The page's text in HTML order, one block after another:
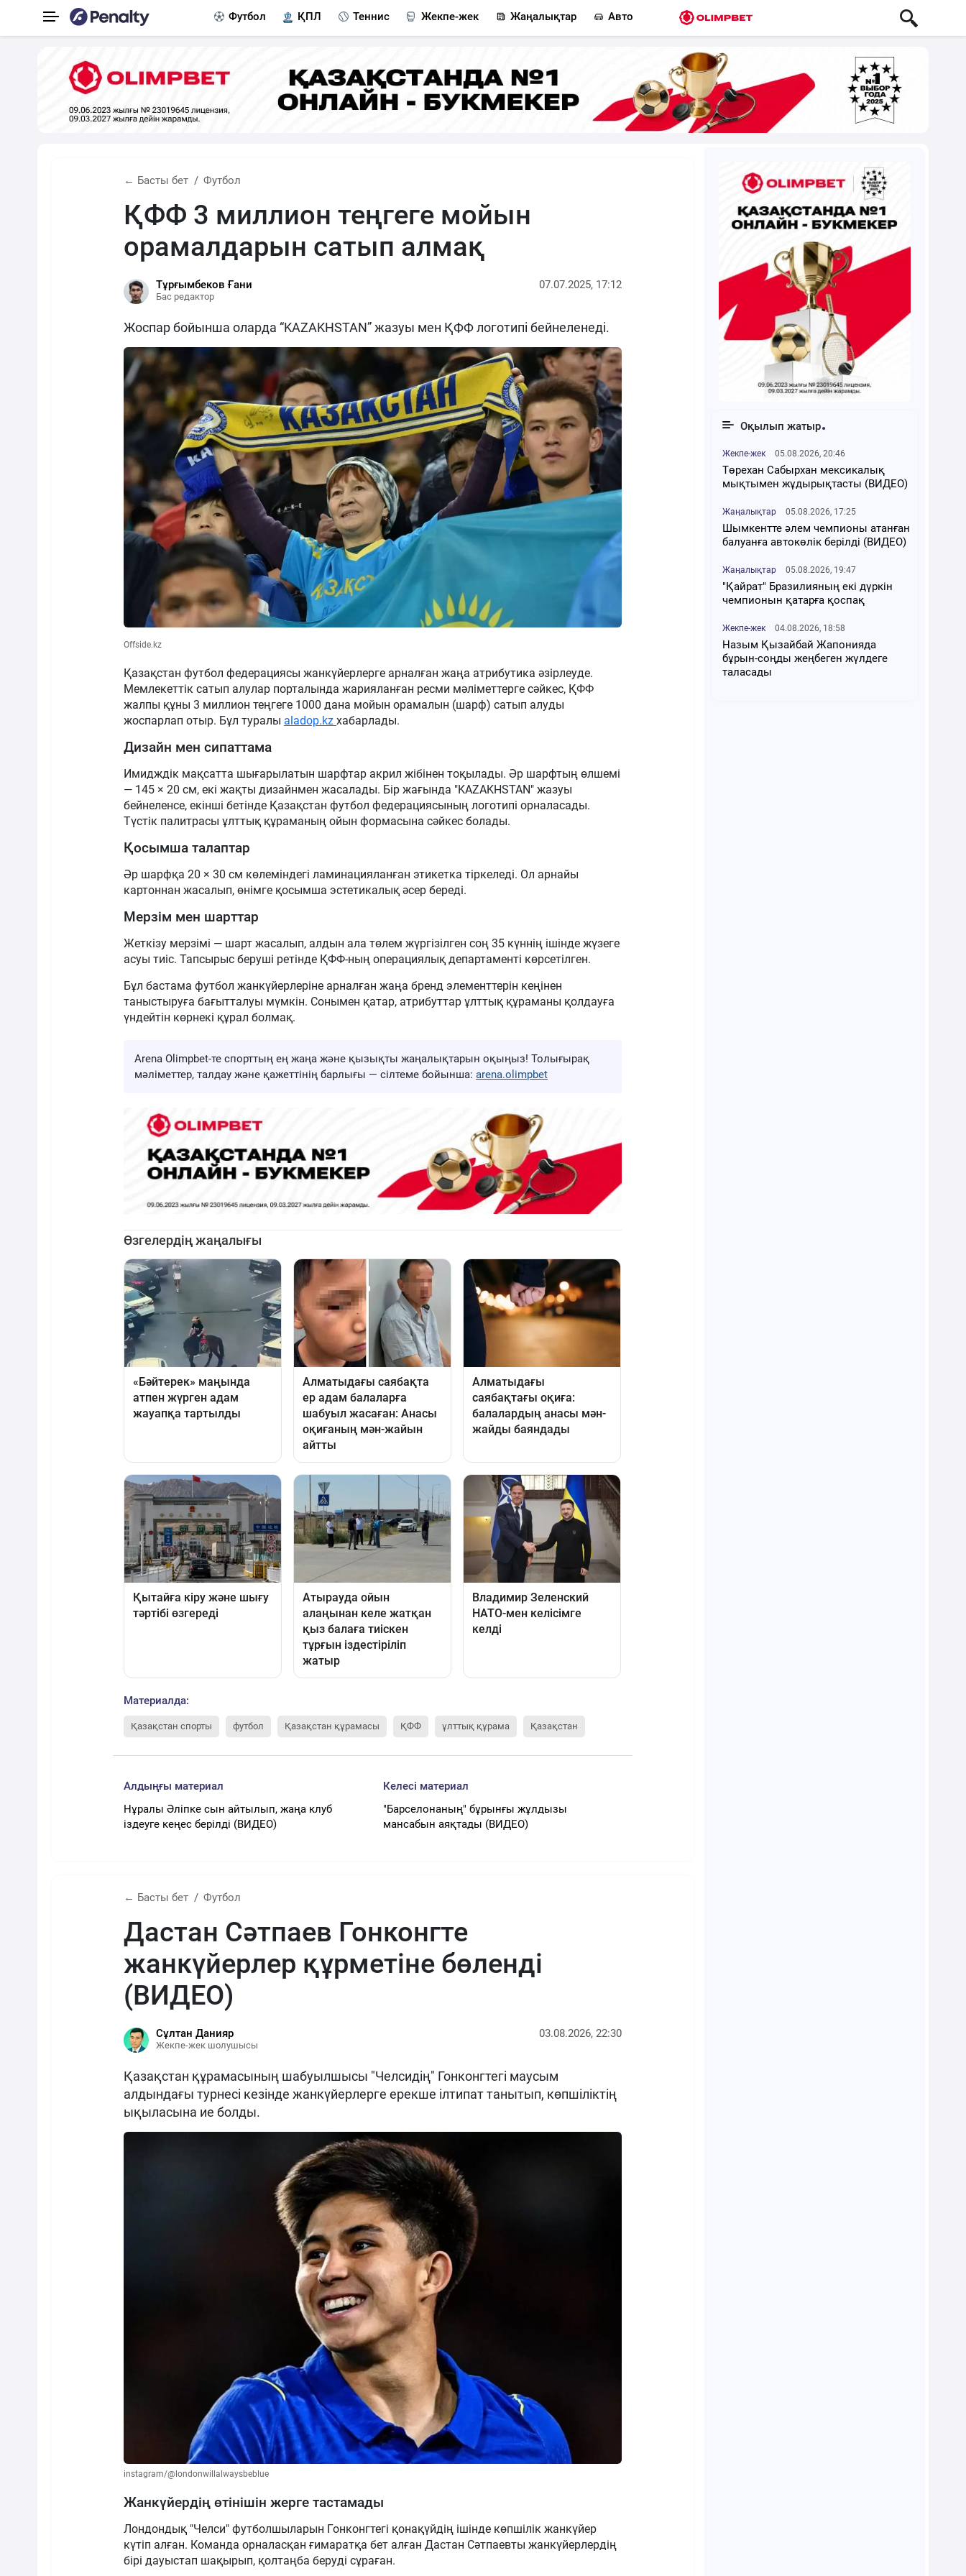
Футбол ҚПЛ Теннис Жекпе-жек Жаңалықтар Авто
← Басты бет Футбол
ҚФФ 3 миллион теңгеге мойын
орамалдарын сатып алмақ
Тұрғымбеков Ғани
Бас редактор
07.07.2025, 17:12
Жоспар бойынша оларда “KAZAKHSTAN” жазуы мен ҚФФ логотипі бейнеленеді.
Offside.kz
Қазақстан футбол федерациясы жанкүйерлерге арналған жаңа атрибутика әзірлеуде.
Мемлекеттік сатып алулар порталында жарияланған ресми мәліметтерге сәйкес, ҚФФ
жалпы құны 3 миллион теңгеге 1000 дана мойын орамалын (шарф) сатып алуды
жоспарлап отыр. Бұл туралы aladop.kz хабарлады.
Дизайн мен сипаттама
Имидждік мақсатта шығарылатын шарфтар акрил жібінен тоқылады. Әр шарфтың өлшемі
— 145 × 20 см, екі жақты дизайнмен жасалады. Бір жағында "KAZAKHSTAN" жазуы
бейнеленсе, екінші бетінде Қазақстан футбол федерациясының логотипі орналасады.
Түстік палитрасы ұлттық құраманың ойын формасына сәйкес болады.
Қосымша талаптар
Әр шарфқа 20 × 30 см көлеміндегі ламинацияланған этикетка тіркеледі. Ол арнайы
картоннан жасалып, өнімге қосымша эстетикалық әсер береді.
Мерзім мен шарттар
Жеткізу мерзімі — шарт жасалып, алдын ала төлем жүргізілген соң 35 күннің ішінде жүзеге
асуы тиіс. Тапсырыс беруші ретінде ҚФФ-ның операциялық департаменті көрсетілген.
Бұл бастама футбол жанкүйерлеріне арналған жаңа бренд элементтерін кеңінен
таныстыруға бағытталуы мүмкін. Сонымен қатар, атрибуттар ұлттық құраманы қолдауға
үндейтін көрнекі құрал болмақ.
Arena Olimpbet-те спорттың ең жаңа және қызықты жаңалықтарын оқыңыз! Толығырақ
мәліметтер, талдау және қажеттінің барлығы — сілтеме бойынша: arena.olimpbet
Материалда:
Қазақстан спорты футбол Қазақстан құрамасы ҚФФ ұлттық құрама Қазақстан
Алдыңғы материал
Нұралы Әліпке сын айтылып, жаңа клуб
іздеуге кеңес берілді (ВИДЕО)
Келесі материал
"Барселонаның" бұрынғы жұлдызы
мансабын аяқтады (ВИДЕО)
← Басты бет Футбол
Дастан Сәтпаев Гонконгте
жанкүйерлер құрметіне бөленді
(ВИДЕО)
Сұлтан Данияр
Жекпе-жек шолушысы
03.08.2026, 22:30
Қазақстан құрамасының шабуылшысы "Челсидің" Гонконгтегі маусым
алдындағы турнесі кезінде жанкүйерлерге ерекше ілтипат танытып, көпшіліктің
ықыласына ие болды.
instagram/@londonwillalwaysbeblue
Жанкүйердің өтінішін жерге тастамады
Лондондық "Челси" футболшыларын Гонконгтегі қонақүйдің ішінде көпшілік жанкүйер
күтіп алған. Команда орналасқан ғимаратқа бет алған Дастан Сәтпаевты жанкүйерлердің
бірі дауыстап шақырып, қолтаңба беруді сұраған.
Оқылып жатыр
Жекпе-жек 05.08.2026, 20:46
Төрехан Сабырхан мексикалық
мықтымен жұдырықтасты (ВИДЕО)
Жаңалықтар 05.08.2026, 17:25
Шымкентте әлем чемпионы атанған
балуанға автокөлік берілді (ВИДЕО)
Жаңалықтар 05.08.2026, 19:47
"Қайрат" Бразилияның екі дүркін
чемпионын қатарға қоспақ
Жекпе-жек 04.08.2026, 18:58
Назым Қызайбай Жапонияда
бұрын-соңды жеңбеген жүлдеге
таласады